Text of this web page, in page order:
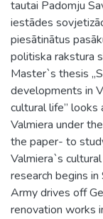
tautai Padomju
iestādes
piesātinātus
politiska rakstura
Master`s thesis
developments in
cultural life”
Valmiera under
the paper- to
Valmiera`s
research begins
Army drives off
renovation works